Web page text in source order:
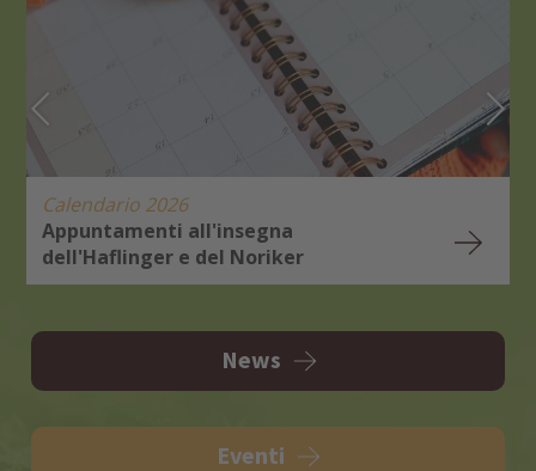
Calendario 2026
Appuntamenti all'insegna
dell'Haflinger e del Noriker
News
Eventi